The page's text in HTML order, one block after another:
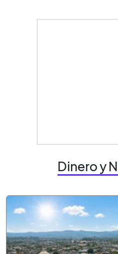
Dinero y